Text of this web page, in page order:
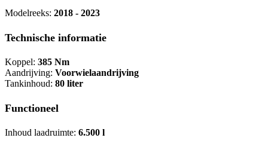
Modelreeks: 2018 - 2023
Technische informatie
Koppel: 385 Nm
Aandrijving: Voorwielaandrijving
Tankinhoud: 80 liter
Functioneel
Inhoud laadruimte: 6.500 l